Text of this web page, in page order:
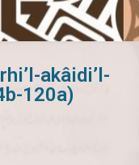
akâidi’l-
120a)